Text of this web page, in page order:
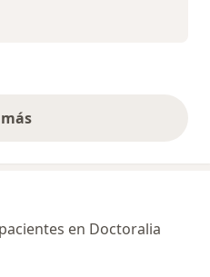
opiniones anteriores
en Doctoralia